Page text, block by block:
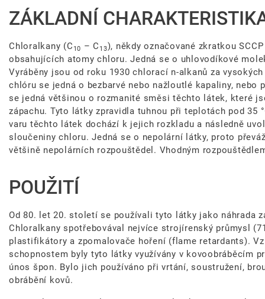
ZÁKLADNÍ
Chloralkany (C 10 – C 13), někdy označované zkratkou
obsahujících atomy chloru. Jedná se o uhlovodíkové
Vyráběny jsou od roku 1930 chlorací n-alkanů za
chlóru se jedná o bezbarvé nebo nažloutlé kapaliny,
se jedná většinou o rozmanité směsi těchto látek, které
zápachu. Tyto látky zpravidla tuhnou při teplotách pod 35
varu těchto látek dochází k jejich rozkladu a následně
sloučeniny chloru. Jedná se o nepolární látky, proto
většině nepolárních rozpouštědel. Vhodným
POUŽITÍ
Od 80. let 20. století se používali tyto látky jako náhrada
Chloralkany spotřebovával nejvíce strojírenský průmysl
plastifikátory a zpomalovače hoření (flame retardants).
schopnostem byly tyto látky využívány v kovoobráběcím
únos špon. Bylo jich používáno při vrtání, soustružení,
obrábění kovů.